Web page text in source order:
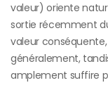
valeur) oriente
sortie récemment
valeur
généralement,
amplement suffire